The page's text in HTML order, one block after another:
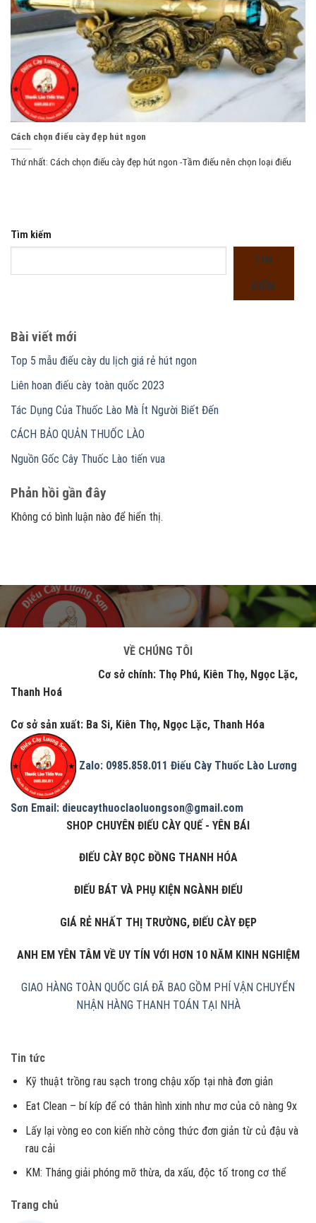
Cách chọn điếu cày đẹp hút ngon
Thứ nhất: Cách chọn điếu cày đẹp hút ngon -Tầm điếu nên chọn loại điếu
Tìm kiếm
TÌM
KIẾM
Bài viết mới
Top 5 mẫu điếu cày du lịch giá rẻ hút ngon
Liên hoan điếu cày toàn quốc 2023
Tác Dụng Của Thuốc Lào Mà Ít Người Biết Đến
CÁCH BẢO QUẢN THUỐC LÀO
Nguồn Gốc Cây Thuốc Lào tiến vua
Phản hồi gần đây
Không có bình luận nào để hiển thị.
VỀ CHÚNG TÔI
Cơ sở chính: Thọ Phú, Kiên Thọ, Ngọc Lặc,
Thanh Hoá
Cơ sở sản xuất: Ba Si, Kiên Thọ, Ngọc Lặc, Thanh Hóa
Zalo: 0985.858.011 Điếu Cày Thuốc Lào Lương
Sơn Email: dieucaythuoclaoluongson@gmail.com
SHOP CHUYÊN ĐIẾU CÀY QUẾ - YÊN BÁI
ĐIẾU CÀY BỌC ĐỒNG THANH HÓA
ĐIẾU BÁT VÀ PHỤ KIỆN NGÀNH ĐIẾU
GIÁ RẺ NHẤT THỊ TRƯỜNG, ĐIẾU CÀY ĐẸP
ANH EM YÊN TÂM VỀ UY TÍN VỚI HƠN 10 NĂM KINH NGHIỆM
GIAO HÀNG TOÀN QUỐC GIÁ ĐÃ BAO GỒM PHÍ VẬN CHUYỂN
NHẬN HÀNG THANH TOÁN TẠI NHÀ
Tin tức
Kỹ thuật trồng rau sạch trong chậu xốp tại nhà đơn giản
Eat Clean – bí kíp để có thân hình xinh như mơ của cô nàng 9x
Lấy lại vòng eo con kiến nhờ công thức đơn giản từ củ đậu và
rau cải
KM: Tháng giải phóng mỡ thừa, da xấu, độc tố trong cơ thể
Trang chủ